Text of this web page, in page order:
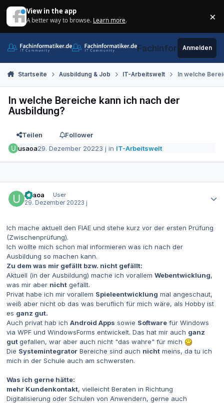
View in the app
A better way to browse. Learn more. ×
Fachinformatiker.de
Anmelden
Startseite Ausbildung & Job IT-Arbeitswelt In welche
In welche Bereiche kann ich nach der
Ausbildung?
Teilen
Follower
usaoa29. Dezember 20223 j in IT-Arbeitswelt
usaoa
User
29. Dezember 20223 j
Ich mache aktuell den FIAE und stehe kurz vor der ersten Prüfung
(Zwischenprüfung).
Ich wollte mich schon mal informieren was ich nach der
Ausbildung so machen kann.
Zu dem was mir gefällt bzw. nicht gefällt:
Aktuell (in der Ausbildung) mache ich vorallem Webentwicklung,
was mir aber nicht gefällt.
Privat habe ich mir vorallem Spieleentwicklung mal angeschaut,
weiß aber nicht ob das was beruflich für mich wäre, als Hobby ist
es ganz gut.
Auch privat hab ich Android Apps sowie Software für Windows
via WPF und WindowsForms entwickelt. Das hat mir auch ganz
gutgefallen, war aber auch nicht "das wahre" für mich
Die Systemintegrator Bereiche sind auch nicht meins, da tu ich
mich in der Schule auch am schwersten.
Was ich gerne hätte:
mehr Kundenkontakt, vielleicht Beraten in Richtung
Digitalisierung oder Schulen von Anwendern, gerne auch